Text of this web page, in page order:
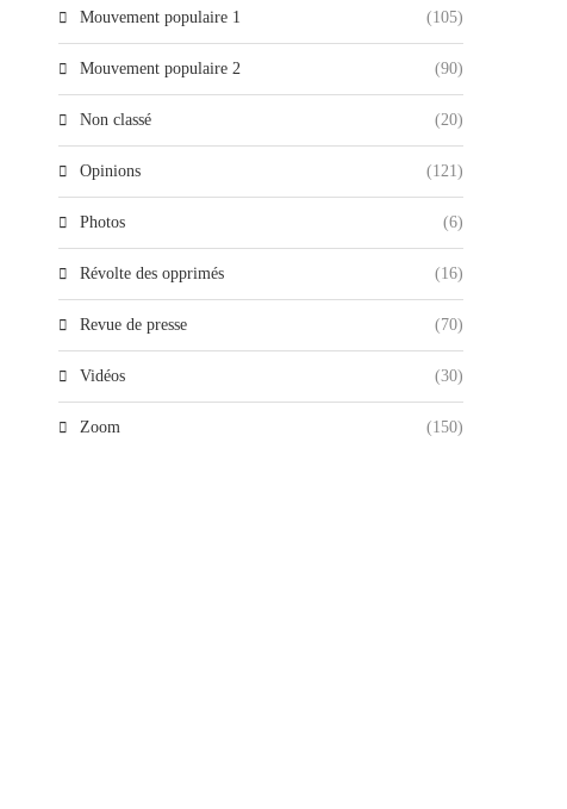
Mouvement populaire 1 (105)
Mouvement populaire 2 (90)
Non classé (20)
Opinions (121)
Photos (6)
Révolte des opprimés (16)
Revue de presse (70)
Vidéos (30)
Zoom (150)